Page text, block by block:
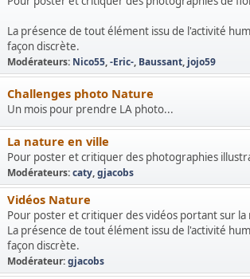
La présence de tout élément issu de l'activité
façon discrète.
Modérateurs: Nico55,-Eric-, Baussant, jojo59
Challenges photo Nature
Un mois pour prendre LA photo...
La nature en ville
Pour poster et critiquer des photographies
Modérateurs:caty,gjacobs
Vidéos Nature
Pour poster et critiquer des vidéos portant sur
La présence de tout élément issu de l'activité
façon discrète.
Modérateur:gjacobs